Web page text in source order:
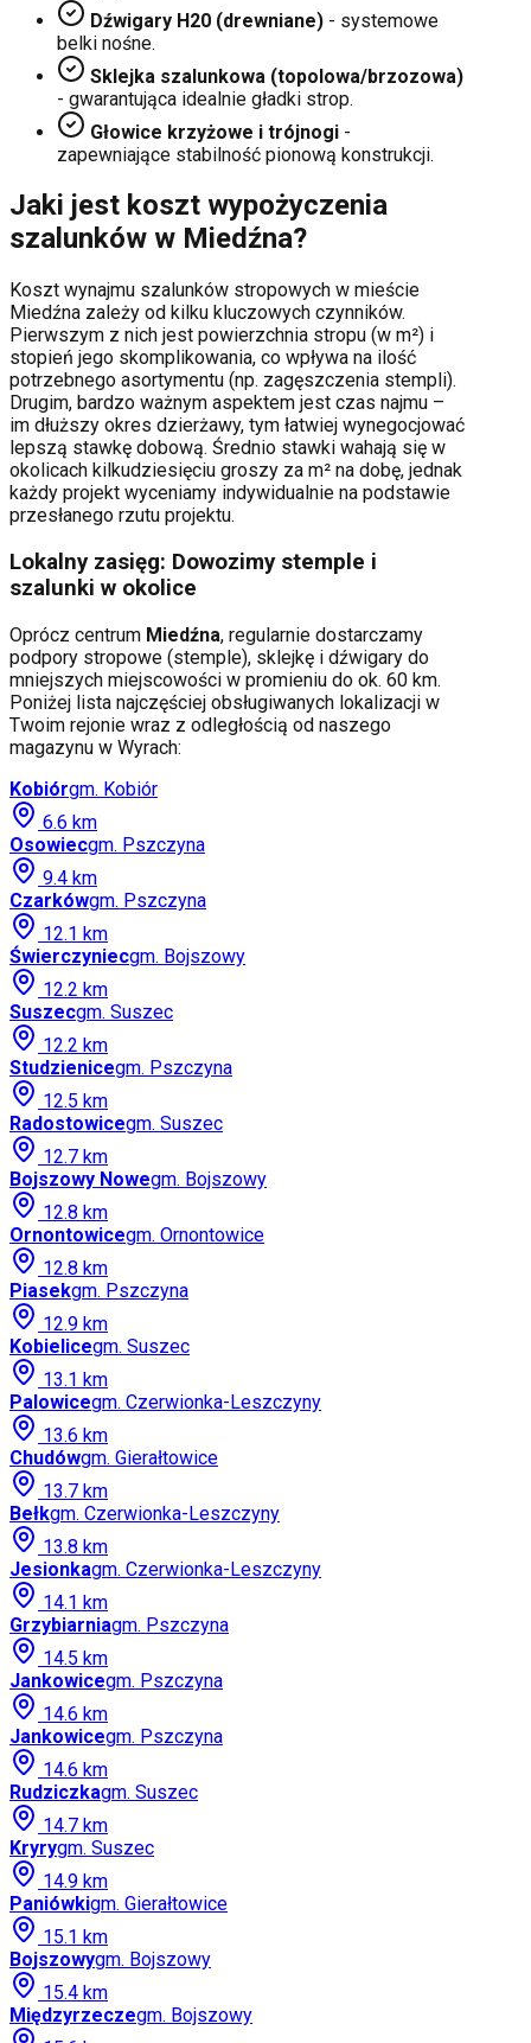
Dźwigary H20 (drewniane) - systemowe
belki nośne.
Sklejka szalunkowa (topolowa/brzozowa)
- gwarantująca idealnie gładki strop.
Głowice krzyżowe i trójnogi -
zapewniające stabilność pionową konstrukcji.
Jaki jest koszt wypożyczenia
szalunków w Miedźna?
Koszt wynajmu szalunków stropowych w mieście
Miedźna zależy od kilku kluczowych czynników.
Pierwszym z nich jest powierzchnia stropu (w m²) i
stopień jego skomplikowania, co wpływa na ilość
potrzebnego asortymentu (np. zagęszczenia stempli).
Drugim, bardzo ważnym aspektem jest czas najmu –
im dłuższy okres dzierżawy, tym łatwiej wynegocjować
lepszą stawkę dobową. Średnio stawki wahają się w
okolicach kilkudziesięciu groszy za m² na dobę, jednak
każdy projekt wyceniamy indywidualnie na podstawie
przesłanego rzutu projektu.
Lokalny zasięg: Dowozimy stemple i
szalunki w okolice
Oprócz centrum Miedźna, regularnie dostarczamy
podpory stropowe (stemple), sklejkę i dźwigary do
mniejszych miejscowości w promieniu do ok. 60 km.
Poniżej lista najczęściej obsługiwanych lokalizacji w
Twoim rejonie wraz z odległością od naszego
magazynu w Wyrach:
Kobiórgm. Kobiór
6.6 km
Osowiecgm. Pszczyna
9.4 km
Czarkówgm. Pszczyna
12.1 km
Świerczyniecgm. Bojszowy
12.2 km
Suszecgm. Suszec
12.2 km
Studzienicegm. Pszczyna
12.5 km
Radostowicegm. Suszec
12.7 km
Bojszowy Nowegm. Bojszowy
12.8 km
Ornontowicegm. Ornontowice
12.8 km
Piasekgm. Pszczyna
12.9 km
Kobielicegm. Suszec
13.1 km
Palowicegm. Czerwionka-Leszczyny
13.6 km
Chudówgm. Gierałtowice
13.7 km
Bełkgm. Czerwionka-Leszczyny
13.8 km
Jesionkagm. Czerwionka-Leszczyny
14.1 km
Grzybiarniagm. Pszczyna
14.5 km
Jankowicegm. Pszczyna
14.6 km
Jankowicegm. Pszczyna
14.6 km
Rudziczkagm. Suszec
14.7 km
Kryrygm. Suszec
14.9 km
Paniówkigm. Gierałtowice
15.1 km
Bojszowygm. Bojszowy
15.4 km
Międzyrzeczegm. Bojszowy